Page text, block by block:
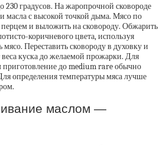
230 градусов. На жаропрочной сковороде
масла с высокой точкой дыма. Мясо по
и выложить на сковороду. Обжарить
коричневого цвета, используя
Переставить сковороду в духовку и
веса куска до желаемой прожарки. Для
до medium rare обычно
определения температуры мяса лучше
маслом —